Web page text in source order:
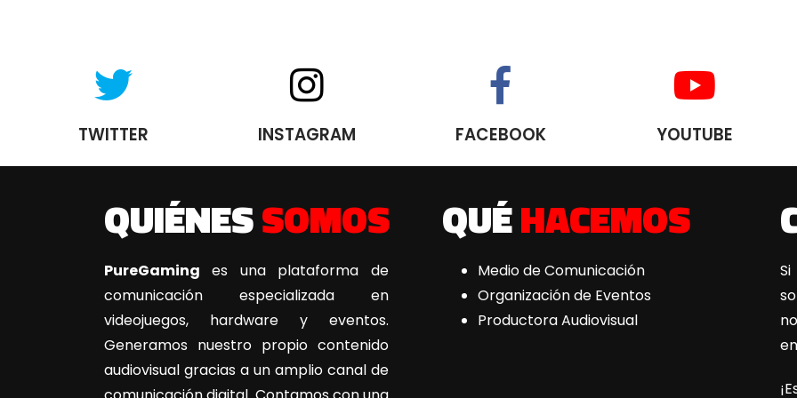
TWITTER INSTAGRAM FACEBOOK YOUTUBE
QUIÉNESSOMOS
PureGaming es una plataforma de
comunicación especializada en
videojuegos, hardware y eventos.
Generamos nuestro propio contenido
audiovisual gracias a un amplio canal de
QUÉHACEMOS
Medio de Comunicación
Organización de Eventos
Productora Audiovisual